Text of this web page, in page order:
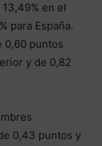
en el
para España.
0,60 puntos
y de 0,82
0,43 puntos y